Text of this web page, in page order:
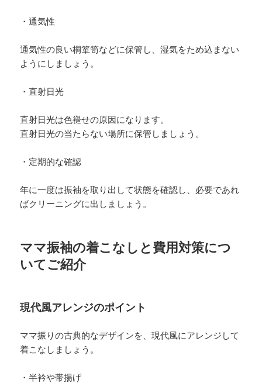
・通気性
通気性の良い桐箪笥などに保管し、湿気をため込まない
ようにしましょう。
・直射日光
直射日光は色褪せの原因になります。
直射日光の当たらない場所に保管しましょう。
・定期的な確認
年に一度は振袖を取り出して状態を確認し、必要であれ
ばクリーニングに出しましょう。
ママ振袖の着こなしと費用対策につ
いてご紹介
現代風アレンジのポイント
ママ振りの古典的なデザインを、現代風にアレンジして
着こなしましょう。
・半衿や帯揚げ